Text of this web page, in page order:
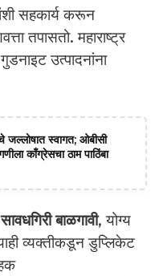
सहकार्य करून
तपासतो. महाराष्ट्र
उत्पादनांना
जल्लोषात स्वागत; ओबीसी
काँग्रेसचा ठाम पाठिंबा
सावधगिरी बाळगावी, योग्य
व्यक्तीकडून डुप्लिकेट